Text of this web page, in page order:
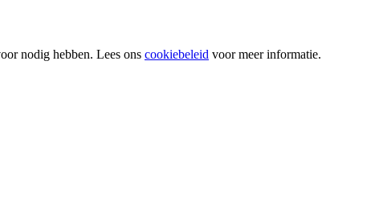
nodig hebben. Lees ons cookiebeleid voor meer informatie.